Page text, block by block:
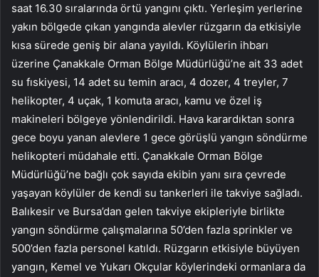
saat 16.30 sıralarında örtü yangını çıktı. Yerleşim yerlerine
yakın bölgede çıkan yangında alevler rüzgarın da etkisiyle
kısa sürede geniş bir alana yayıldı. Köylülerin ihbarı
üzerine Çanakkale Orman Bölge Müdürlüğü’ne ait 33 adet
su fıskiyesi, 14 adet su temin aracı, 4 dozer, 4 treyler, 7
helikopter, 4 uçak, 1 komuta aracı, kamu ve özel iş
makineleri bölgeye yönlendirildi. Hava karardıktan sonra
gece boyu yanan alevlere 1 gece görüşlü yangın söndürme
helikopteri müdahale etti. Çanakkale Orman Bölge
Müdürlüğü’ne bağlı çok sayıda ekibin yanı sıra çevrede
yaşayan köylüler de kendi su tankerleri ile takviye sağladı.
Balıkesir ve Bursa’dan gelen takviye ekipleriyle birlikte
yangın söndürme çalışmalarına 50’den fazla sprinkler ve
500’den fazla personel katıldı. Rüzgarın etkisiyle büyüyen
yangın, Kemel ve Yukarı Okçular köylerindeki ormanlara da